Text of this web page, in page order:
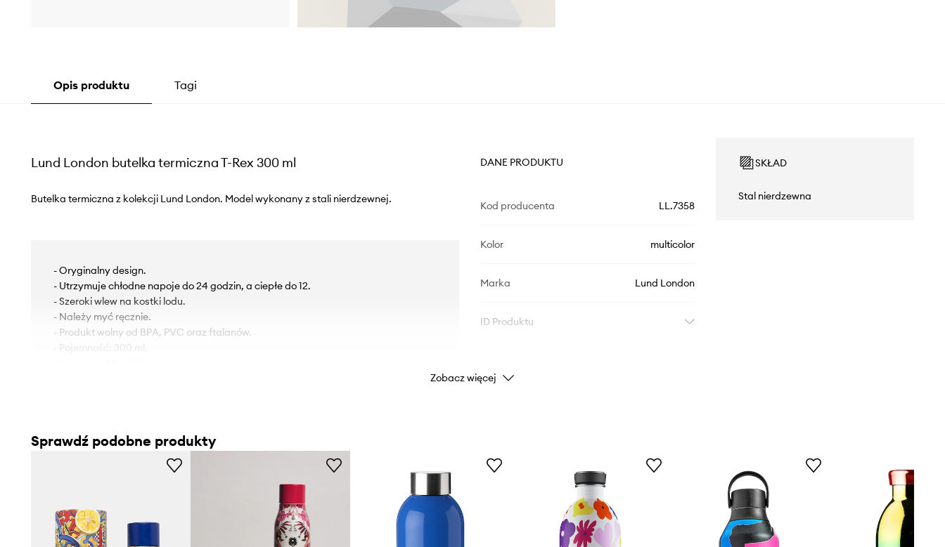
Opis produktu Tagi
Lund London butelka termiczna T-Rex 300 ml
Butelka termiczna z kolekcji Lund London. Model wykonany z stali nierdzewnej.
- Oryginalny design.
- Utrzymuje chłodne napoje do 24 godzin, a ciepłe do 12.
- Szeroki wlew na kostki lodu.
- Należy myć ręcznie.
- Produkt wolny od BPA, PVC oraz ftalanów.
- Pojemność: 300 ml.
DANE PRODUKTU
Kod producenta LL.7358
Kolor multicolor
Marka Lund London
ID Produktu
SKŁAD
Stal nierdzewna
Zobacz więcej
Sprawdź podobne produkty